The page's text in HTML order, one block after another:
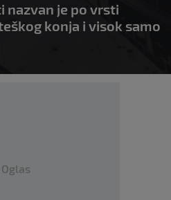
nazvan je po vrsti
konja i visok samo
Oglas